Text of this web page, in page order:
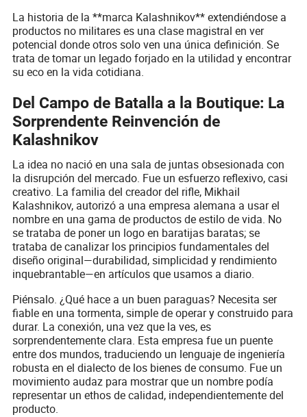
La historia de la **marca Kalashnikov** extendiéndose a
productos no militares es una clase magistral en ver
potencial donde otros solo ven una única definición. Se
trata de tomar un legado forjado en la utilidad y encontrar
su eco en la vida cotidiana.
Del Campo de Batalla a la Boutique: La
Sorprendente Reinvención de
Kalashnikov
La idea no nació en una sala de juntas obsesionada con
la disrupción del mercado. Fue un esfuerzo reflexivo, casi
creativo. La familia del creador del rifle, Mikhail
Kalashnikov, autorizó a una empresa alemana a usar el
nombre en una gama de productos de estilo de vida. No
se trataba de poner un logo en baratijas baratas; se
trataba de canalizar los principios fundamentales del
diseño original—durabilidad, simplicidad y rendimiento
inquebrantable—en artículos que usamos a diario.
Piénsalo. ¿Qué hace a un buen paraguas? Necesita ser
fiable en una tormenta, simple de operar y construido para
durar. La conexión, una vez que la ves, es
sorprendentemente clara. Esta empresa fue un puente
entre dos mundos, traduciendo un lenguaje de ingeniería
robusta en el dialecto de los bienes de consumo. Fue un
movimiento audaz para mostrar que un nombre podía
representar un ethos de calidad, independientemente del
producto.